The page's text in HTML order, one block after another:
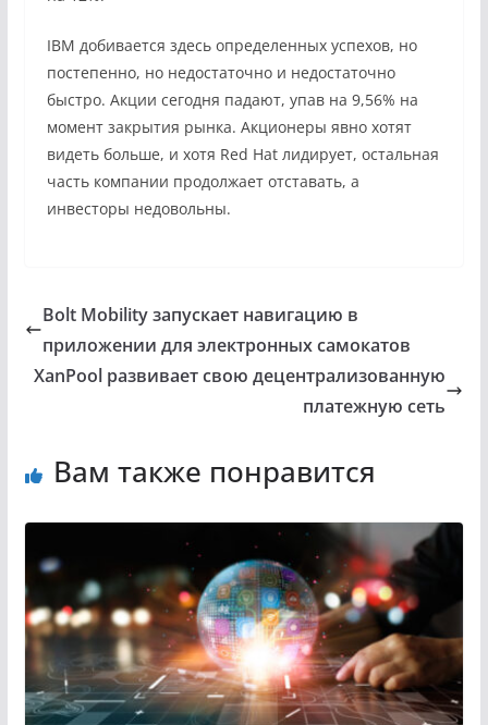
IBM добивается здесь определенных успехов, но
постепенно, но недостаточно и недостаточно
быстро. Акции сегодня падают, упав на 9,56% на
момент закрытия рынка. Акционеры явно хотят
видеть больше, и хотя Red Hat лидирует, остальная
часть компании продолжает отставать, а
инвесторы недовольны.
Bolt Mobility запускает навигацию в
приложении для электронных самокатов
XanPool развивает свою децентрализованную
платежную сеть
Вам также понравится